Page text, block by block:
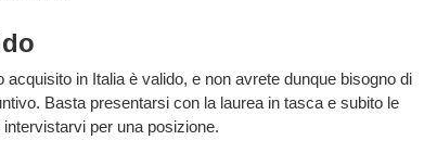
in Italia è valido, e non avrete dunque bisogno di
Basta presentarsi con la laurea in tasca e subito le
per una posizione.